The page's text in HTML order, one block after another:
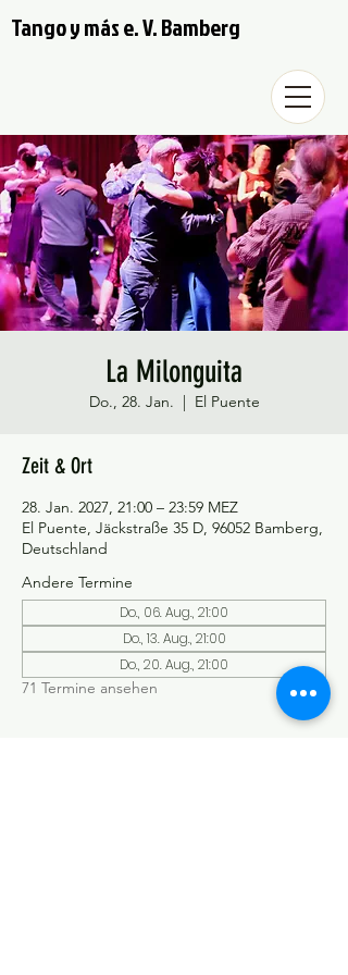
Tango y más e. V. Bamberg
La Milonguita
Do., 28. Jan.
  |
El Puente
Zeit & Ort
28. Jan. 2027, 21:00 – 23:59 MEZ
El Puente, Jäckstraße 35 D, 96052 Bamberg,
Deutschland
Andere Termine
Do., 06. Aug., 21:00
Do., 13. Aug., 21:00
Do., 20. Aug., 21:00
71 Termine ansehen